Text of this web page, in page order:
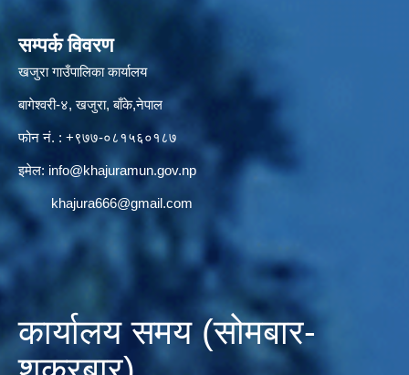
सम्पर्क विवरण
खजुरा गाउँपालिका कार्यालय
बागेश्वरी-४, खजुरा, बाँके,नेपाल
फोन नं. : +९७७-०८१५६०१८७
इमेल: info@khajuramun.gov.np
khajura666@gmail.com
कार्यालय समय (सोमबार-